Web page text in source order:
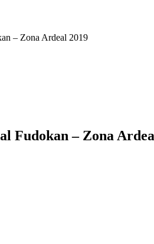
– Zona Ardeal 2019
Fudokan – Zona